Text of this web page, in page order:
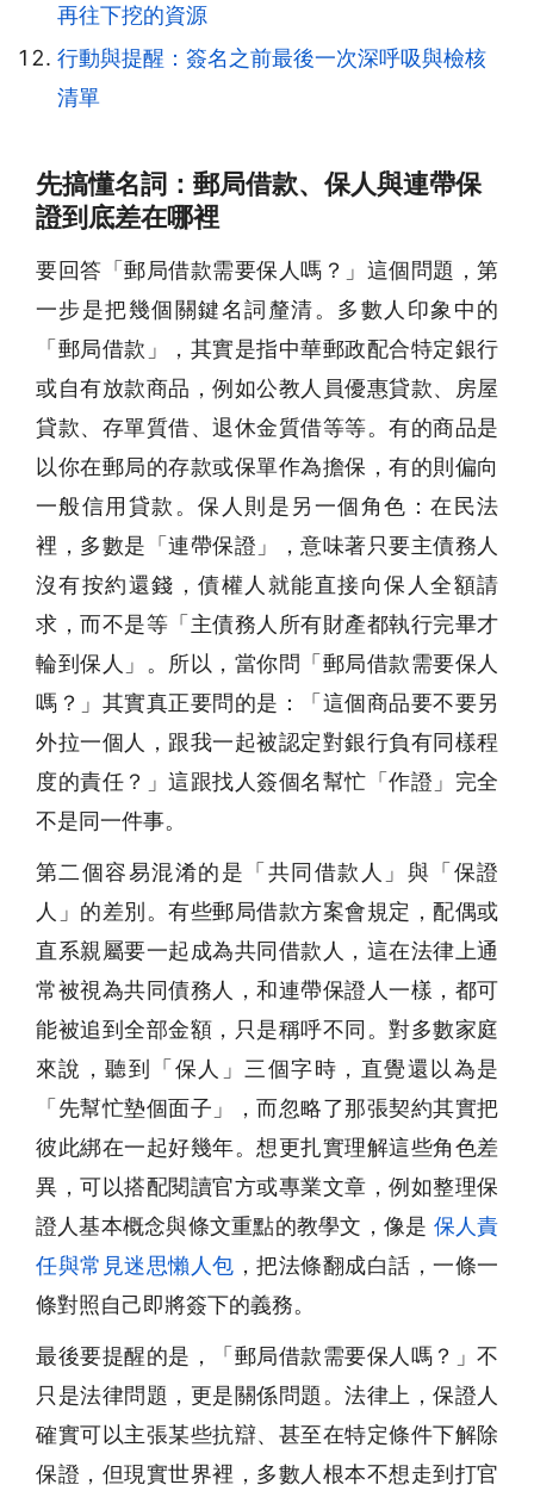
再往下挖的資源
行動與提醒：簽名之前最後一次深呼吸與檢核
清單
先搞懂名詞：郵局借款、保人與連帶保
證到底差在哪裡
要回答「郵局借款需要保人嗎？」這個問題，第
一步是把幾個關鍵名詞釐清。多數人印象中的
「郵局借款」，其實是指中華郵政配合特定銀行
或自有放款商品，例如公教人員優惠貸款、房屋
貸款、存單質借、退休金質借等等。有的商品是
以你在郵局的存款或保單作為擔保，有的則偏向
一般信用貸款。保人則是另一個角色：在民法
裡，多數是「連帶保證」，意味著只要主債務人
沒有按約還錢，債權人就能直接向保人全額請
求，而不是等「主債務人所有財產都執行完畢才
輪到保人」。所以，當你問「郵局借款需要保人
嗎？」其實真正要問的是：「這個商品要不要另
外拉一個人，跟我一起被認定對銀行負有同樣程
度的責任？」這跟找人簽個名幫忙「作證」完全
不是同一件事。
第二個容易混淆的是「共同借款人」與「保證
人」的差別。有些郵局借款方案會規定，配偶或
直系親屬要一起成為共同借款人，這在法律上通
常被視為共同債務人，和連帶保證人一樣，都可
能被追到全部金額，只是稱呼不同。對多數家庭
來說，聽到「保人」三個字時，直覺還以為是
「先幫忙墊個面子」，而忽略了那張契約其實把
彼此綁在一起好幾年。想更扎實理解這些角色差
異，可以搭配閱讀官方或專業文章，例如整理保
證人基本概念與條文重點的教學文，像是 保人責
任與常見迷思懶人包 ，把法條翻成白話，一條一
條對照自己即將簽下的義務。
最後要提醒的是，「郵局借款需要保人嗎？」不
只是法律問題，更是關係問題。法律上，保證人
確實可以主張某些抗辯、甚至在特定條件下解除
保證，但現實世界裡，多數人根本不想走到打官